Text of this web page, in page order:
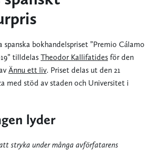
bokhandelspriset ”Premio Cálamo
tilldelas Theodor Kallifatides för den
Ännu ett liv. Priset delas ut den 21
med stöd av staden och Universitet i
lyder
stryka under många avförfatarens